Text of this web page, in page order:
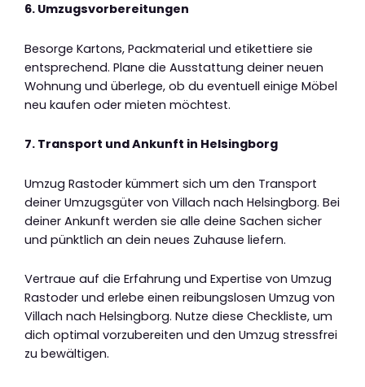
6. Umzugsvorbereitungen
Besorge Kartons, Packmaterial und etikettiere sie
entsprechend. Plane die Ausstattung deiner neuen
Wohnung und überlege, ob du eventuell einige Möbel
neu kaufen oder mieten möchtest.
7. Transport und Ankunft in Helsingborg
Umzug Rastoder kümmert sich um den Transport
deiner Umzugsgüter von Villach nach Helsingborg. Bei
deiner Ankunft werden sie alle deine Sachen sicher
und pünktlich an dein neues Zuhause liefern.
Vertraue auf die Erfahrung und Expertise von Umzug
Rastoder und erlebe einen reibungslosen Umzug von
Villach nach Helsingborg. Nutze diese Checkliste, um
dich optimal vorzubereiten und den Umzug stressfrei
zu bewältigen.